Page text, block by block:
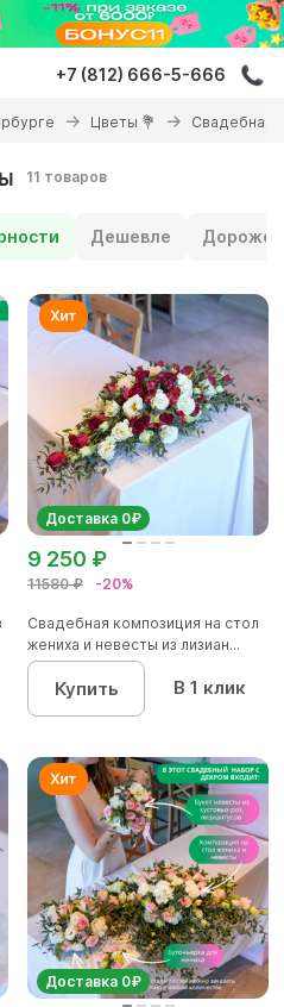
+7 (812) 666-5-666
Цветы 💐 Свадебная
11 товаров
Дешевле Дороже
Доставка 0₽
11580 ₽ -20%
9 250 ₽
Свадебная композиция на стол
жениха и невесты из лизиан...
Купить В 1 клик
Доставка 0₽